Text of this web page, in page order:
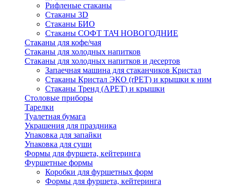
Рифленые стаканы
Стаканы 3D
Стаканы БИО
Стаканы СОФТ ТАЧ НОВОГОДНИЕ
Стаканы для кофе/чая
Стаканы для холодных напитков
Стаканы для холодных напитков и десертов
Запаечная машина для стаканчиков Кристал
Стаканы Кристал ЭКО (rPET) и крышки к ним
Стаканы Тренд (APET) и крышки
Столовые приборы
Тарелки
Туалетная бумага
Украшения для праздника
Упаковка для запайки
Упаковка для суши
Формы для фуршета, кейтеринга
Фуршетные формы
Коробки для фуршетных форм
Формы для фуршета, кейтеринга